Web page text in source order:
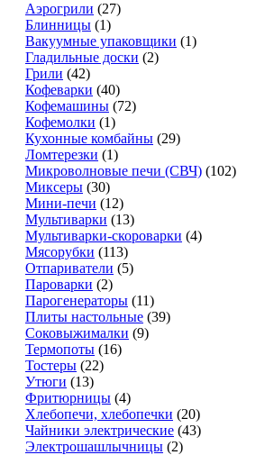
Аэрогрили (27)
Блинницы (1)
Вакуумные упаковщики (1)
Гладильные доски (2)
Грили (42)
Кофеварки (40)
Кофемашины (72)
Кофемолки (1)
Кухонные комбайны (29)
Ломтерезки (1)
Микроволновые печи (СВЧ) (102)
Миксеры (30)
Мини-печи (12)
Мультиварки (13)
Мультиварки-скороварки (4)
Мясорубки (113)
Отпариватели (5)
Пароварки (2)
Парогенераторы (11)
Плиты настольные (39)
Соковыжималки (9)
Термопоты (16)
Тостеры (22)
Утюги (13)
Фритюрницы (4)
Хлебопечи, хлебопечки (20)
Чайники электрические (43)
Электрошашлычницы (2)